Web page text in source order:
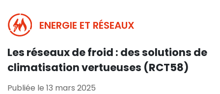
ENERGIE ET RÉSEAUX
Les réseaux de froid : des solutions de
climatisation vertueuses (RCT58)
Publiée le 13 mars 2025